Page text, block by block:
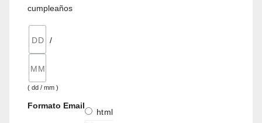
cumpleaños
/
( dd / mm )
Formato Email
html